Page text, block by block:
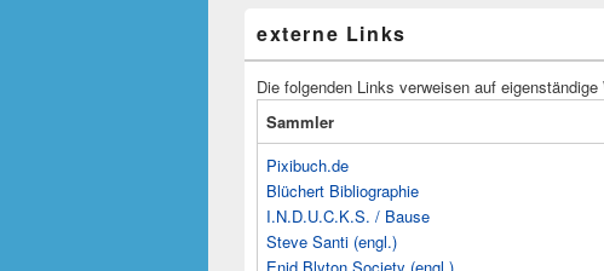
externe Links
Die folgenden Links verweisen auf
Sammler
Pixibuch.de
Blüchert Bibliographie
I.N.D.U.C.K.S. / Bause
Steve Santi (engl.)